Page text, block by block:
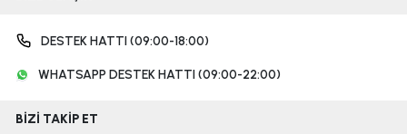
DESTEK HATTI (09:00-18:00)
WHATSAPP DESTEK HATTI (09:00-22:00)
BİZİ TAKİP ET